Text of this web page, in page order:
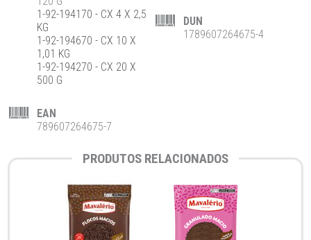
1-92-194170 - CX 4 X 2,5
KG
1-92-194670 - CX 10 X
1,01 KG
1-92-194270 - CX 20 X
500 G
EAN
789607264675-7
DUN
1789607264675-4
PRODUTOS RELACIONADOS